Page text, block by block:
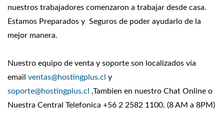
nuestros trabajadores comenzaron a trabajar desde casa.
Estamos Preparados y Seguros de poder ayudarlo de la
mejor manera.
Nuestro equipo de venta y soporte son localizados vía
email ventas@hostingplus.cl y
soporte@hostingplus.cl ,Tambien en nuestro Chat Online o
Nuestra Central Telefonica +56 2 2582 1100. (8 AM a 8PM)